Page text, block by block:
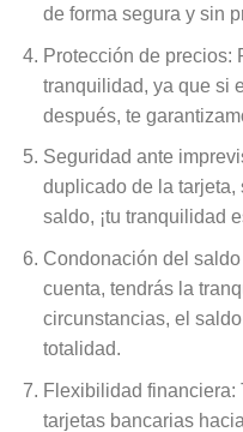
de forma segura y sin
Protección de precios:
tranquilidad, ya que si
después, te
Seguridad ante
duplicado de la tarjeta,
saldo, ¡tu tranquilidad
Condonación del
cuenta, tendrás la
circunstancias, el
totalidad.
Flexibilidad financiera:
tarjetas bancarias